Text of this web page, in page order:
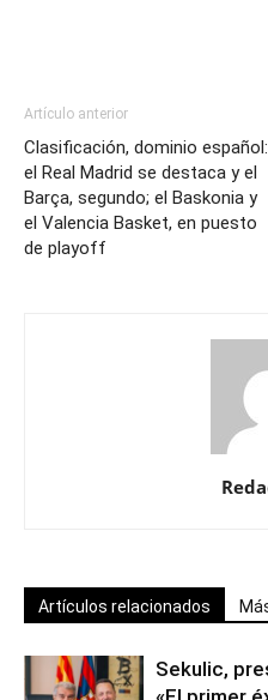
Artículo anterior
Clasificación, dominio español:
el Real Madrid se destaca y el
Barça, segundo; el Baskonia y
el Valencia Basket, en puesto
de playoff
Artículos relacionados
Sekulic,